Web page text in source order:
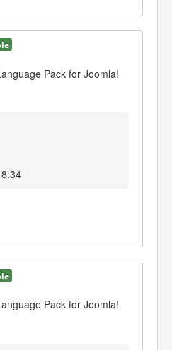
Pack for Joomla!
Pack for Joomla!